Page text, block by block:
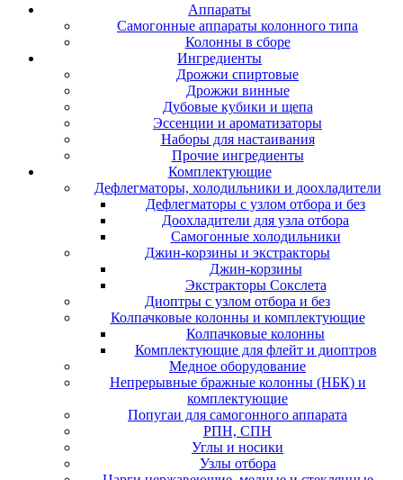
Аппараты
Самогонные аппараты колонного типа
Колонны в сборе
Ингредиенты
Дрожжи спиртовые
Дрожжи винные
Дубовые кубики и щепа
Эссенции и ароматизаторы
Наборы для настаивания
Прочие ингредиенты
Комплектующие
Дефлегматоры, холодильники и доохладители
Дефлегматоры с узлом отбора и без
Доохладители для узла отбора
Самогонные холодильники
Джин-корзины и экстракторы
Джин-корзины
Экстракторы Сокслета
Диоптры с узлом отбора и без
Колпачковые колонны и комплектующие
Колпачковые колонны
Комплектующие для флейт и диоптров
Медное оборудование
Непрерывные бражные колонны (НБК) и
комплектующие
Попугаи для самогонного аппарата
РПН, СПН
Углы и носики
Узлы отбора